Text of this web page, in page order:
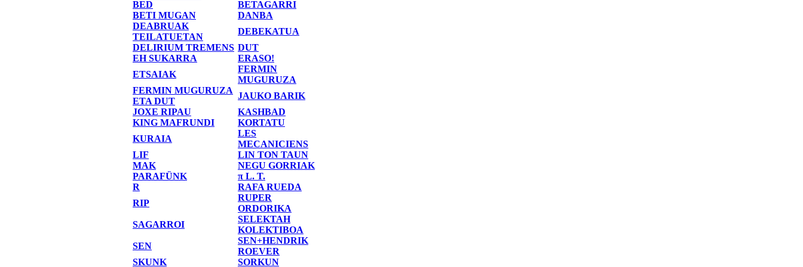
BED
BETAGARRI
BETI MUGAN
DANBA
DEABRUAK
TEILATUETAN
DEBEKATUA
DELIRIUM TREMENS DUT
EH SUKARRA
ERASO!
ETSAIAK
FERMIN
MUGURUZA
FERMIN MUGURUZA
ETA DUT
JAUKO BARIK
JOXE RIPAU
KASHBAD
KING MAFRUNDI
KORTATU
KURAIA
LES
MECANICIENS
LIF
LIN TON TAUN
MAK
NEGU GORRIAK
PARAFÜNK
π L. T.
R
RAFA RUEDA
RIP
RUPER
ORDORIKA
SAGARROI
SELEKTAH
KOLEKTIBOA
SEN
SEN+HENDRIK
ROEVER
SKUNK
SORKUN